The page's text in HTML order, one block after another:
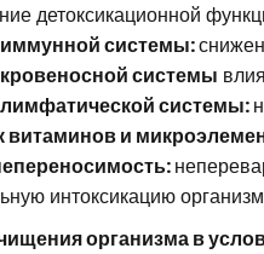
детоксикационной
системы:
системы
системы:
витаминов и
интоксикацию
организма в